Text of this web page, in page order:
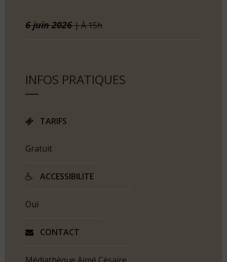
6 juin 2026 | À 15h
INFOS PRATIQUES
TARIFS
Gratuit
ACCESSIBILITE
Oui
CONTACT